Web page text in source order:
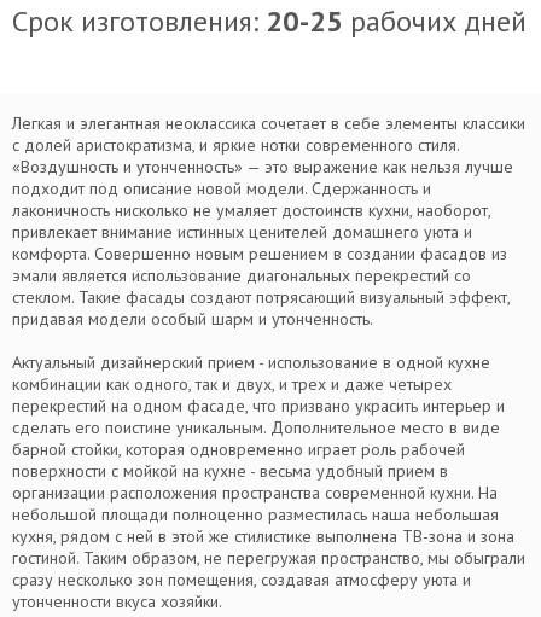
Срок изготовления: 20-25 рабочих дней
Легкая и элегантная неоклассика сочетает в себе элементы классики
с долей аристократизма, и яркие нотки современного стиля.
«Воздушность и утонченность» — это выражение как нельзя лучше
подходит под описание новой модели. Сдержанность и
лаконичность нисколько не умаляет достоинств кухни, наоборот,
привлекает внимание истинных ценителей домашнего уюта и
комфорта. Совершенно новым решением в создании фасадов из
эмали является использование диагональных перекрестий со
стеклом. Такие фасады создают потрясающий визуальный эффект,
придавая модели особый шарм и утонченность.
Актуальный дизайнерский прием - использование в одной кухне
комбинации как одного, так и двух, и трех и даже четырех
перекрестий на одном фасаде, что призвано украсить интерьер и
сделать его поистине уникальным. Дополнительное место в виде
барной стойки, которая одновременно играет роль рабочей
поверхности с мойкой на кухне - весьма удобный прием в
организации расположения пространства современной кухни. На
небольшой площади полноценно разместилась наша небольшая
кухня, рядом с ней в этой же стилистике выполнена ТВ-зона и зона
гостиной. Таким образом, не перегружая пространство, мы обыграли
сразу несколько зон помещения, создавая атмосферу уюта и
утонченности вкуса хозяйки.